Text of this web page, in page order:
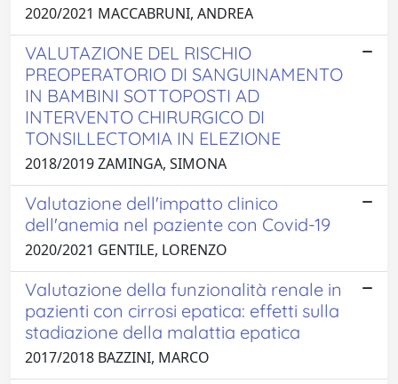
2020/2021 MACCABRUNI, ANDREA
VALUTAZIONE DEL RISCHIO
PREOPERATORIO DI SANGUINAMENTO
IN BAMBINI SOTTOPOSTI AD
INTERVENTO CHIRURGICO DI
TONSILLECTOMIA IN ELEZIONE
2018/2019 ZAMINGA, SIMONA
Valutazione dell'impatto clinico
dell'anemia nel paziente con Covid-19
2020/2021 GENTILE, LORENZO
Valutazione della funzionalità renale in
pazienti con cirrosi epatica: effetti sulla
stadiazione della malattia epatica
2017/2018 BAZZINI, MARCO